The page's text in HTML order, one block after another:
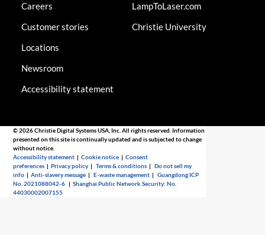
Careers
Customer stories
Locations
Newsroom
Accessibility statement
LampToLaser.com
Christie University
© 2026 Christie Digital Systems USA, Inc. All rights reserved. Information
presented on this site is continually updated and is subjected to change
without notice.
Accessibility statement |Cookie notice |Consent
preferences |Privacy policy |Terms & conditions |Do not sell my
info |Anti-slavery message |E-waste management |Guangdong ICP
No. 2021088042-6 |Shanghai Public Network Security: No.
44030002007155